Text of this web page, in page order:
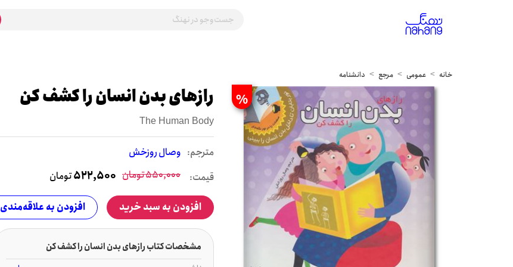
خانه عمومی مرجع دانشنامه
% رازهای بدن انسان را کشف کن
The Human Body
مترجم: وصال روزخش
قیمت: 550,000تومان 522,500تومان
افزودن به سبد خرید افزودن به علاقه‌مندی
مشخصات کتاب رازهای بدن انسان را کشف کن